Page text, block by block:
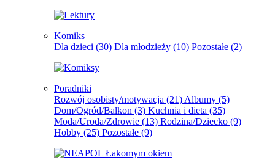
Komiks
Dla dzieci (30) Dla młodzieży (10) Pozostałe (2)
Poradniki
Rozwój osobisty/motywacja (21) Albumy (5)
Dom/Ogród/Balkon (3) Kuchnia i dieta (35)
Moda/Uroda/Zdrowie (13) Rodzina/Dziecko (9)
Hobby (25) Pozostałe (9)